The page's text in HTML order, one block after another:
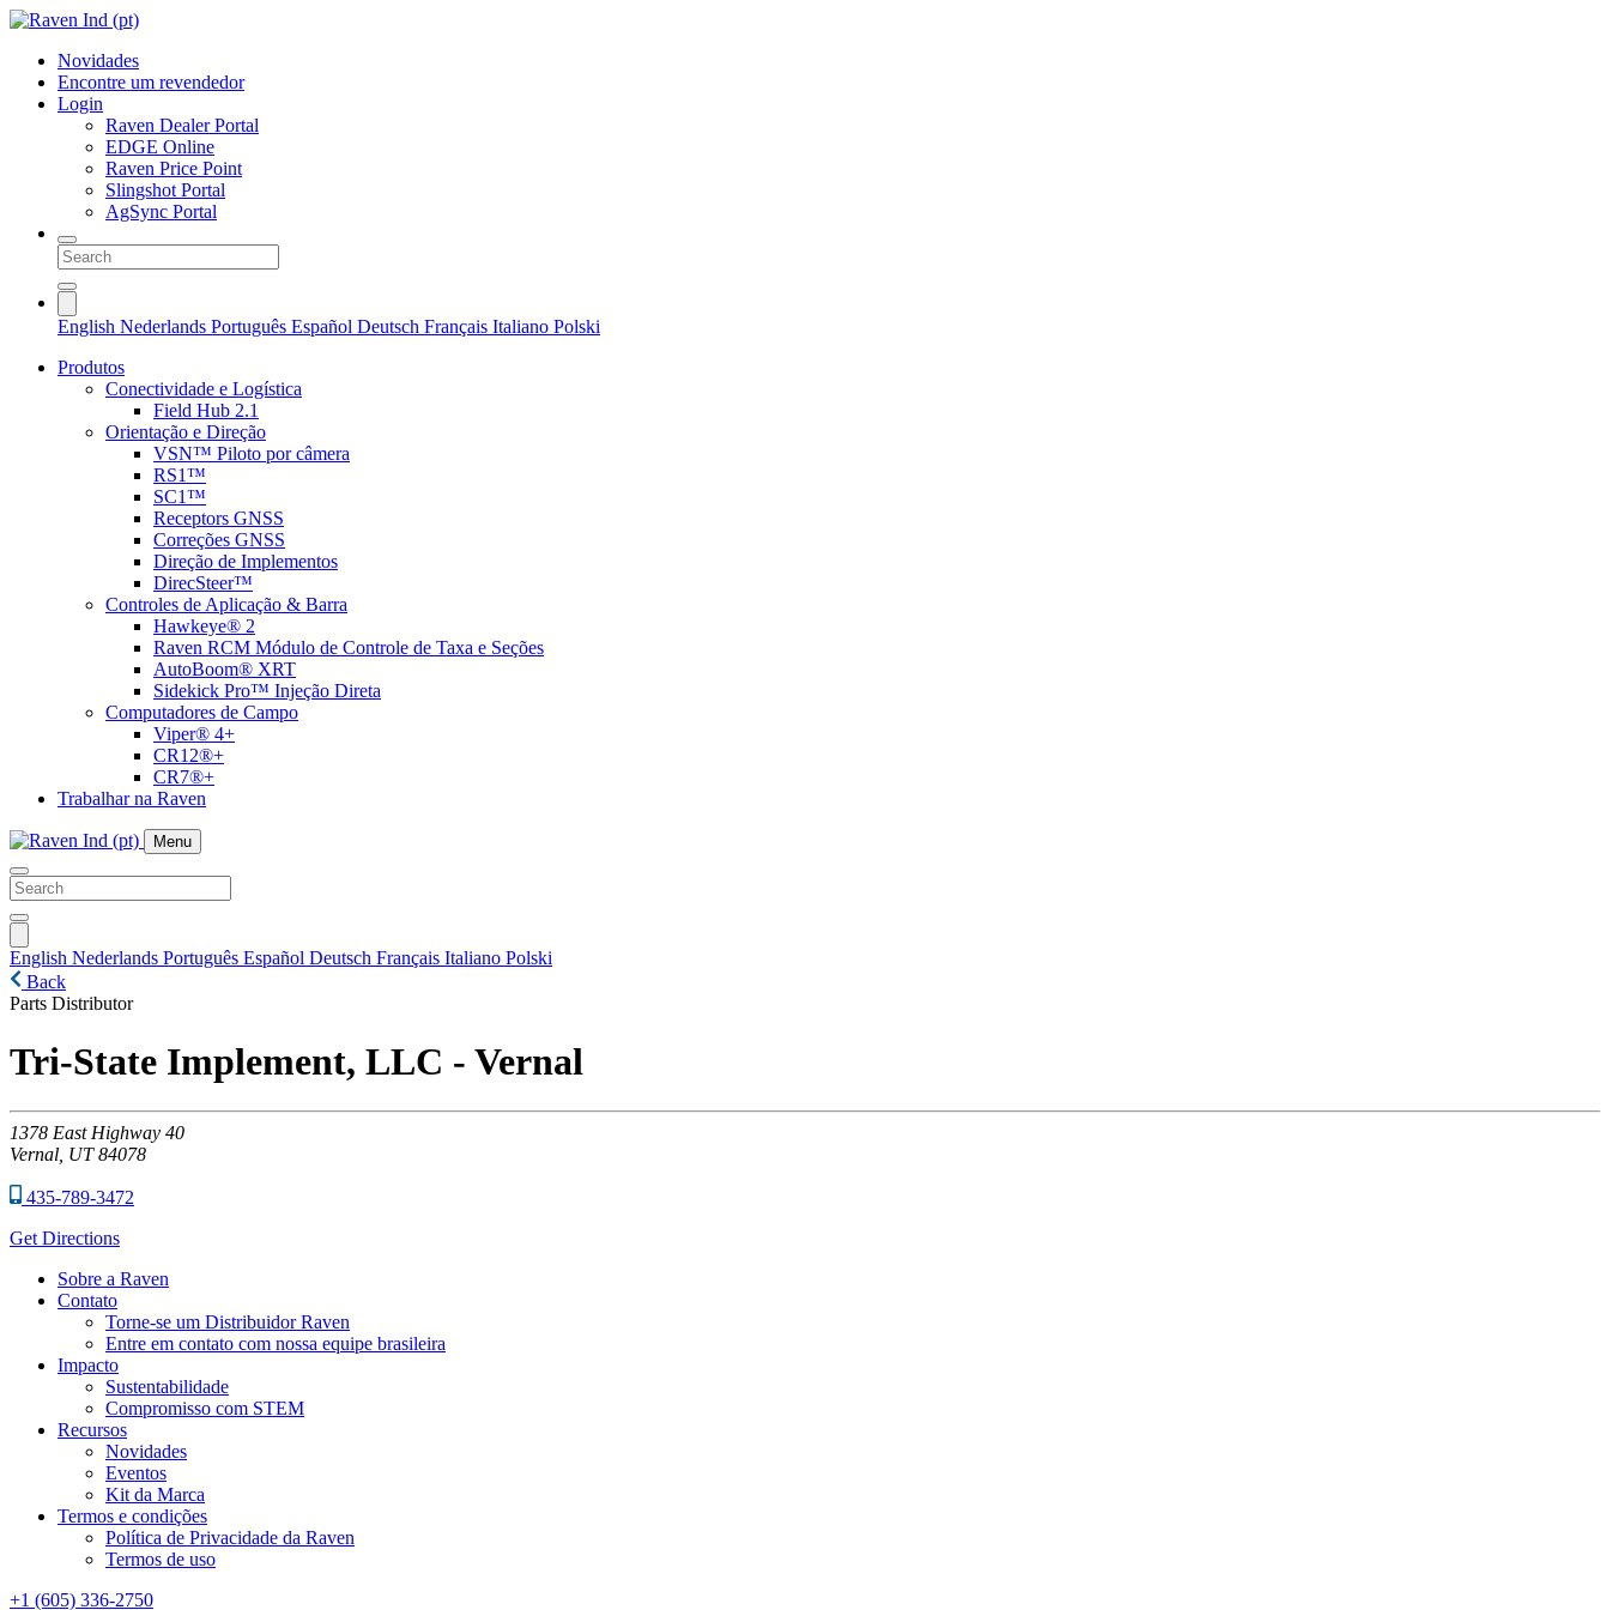
Novidades
Encontre um revendedor
Login
Raven Dealer Portal
EDGE Online
Raven Price Point
Slingshot Portal
AgSync Portal
English Nederlands Português Español Deutsch Français Italiano Polski
Produtos
Conectividade e Logística
Field Hub 2.1
Orientação e Direção
VSN™ Piloto por câmera
RS1™
SC1™
Receptors GNSS
Correções GNSS
Direção de Implementos
DirecSteer™
Controles de Aplicação & Barra
Hawkeye® 2
Raven RCM Módulo de Controle de Taxa e Seções
AutoBoom® XRT
Sidekick Pro™ Injeção Direta
Computadores de Campo
Viper® 4+
CR12®+
CR7®+
Trabalhar na Raven
Menu
English Nederlands Português Español Deutsch Français Italiano Polski
Back
Parts Distributor
Tri-State Implement, LLC - Vernal
1378 East Highway 40
Vernal, UT 84078
435-789-3472
Get Directions
Sobre a Raven
Contato
Torne-se um Distribuidor Raven
Entre em contato com nossa equipe brasileira
Impacto
Sustentabilidade
Compromisso com STEM
Recursos
Novidades
Eventos
Kit da Marca
Termos e condições
Política de Privacidade da Raven
Termos de uso
+1 (605) 336-2750